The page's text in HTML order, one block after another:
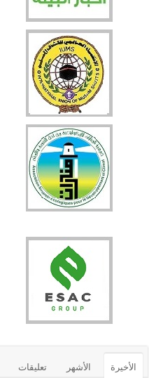
الأخيرة الأشهر تعليقات